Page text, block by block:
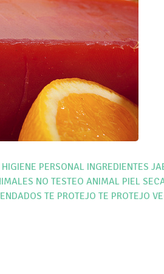
HIGIENE PERSONAL INGREDIENTES
NO TESTEO ANIMAL PIEL
TE PROTEJO TE PROTEJO